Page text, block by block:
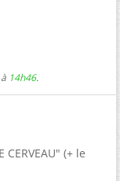
14h46.
(+ le